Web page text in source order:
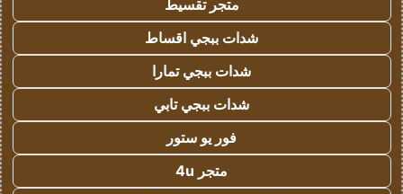
متجر تقسيط
شدات ببجي اقساط
شدات ببجي تمارا
شدات ببجي تابي
فور يو ستور
متجر 4u